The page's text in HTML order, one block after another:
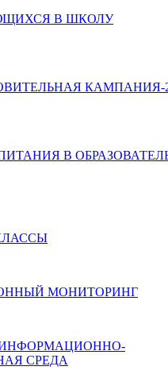
В ШКОЛУ
КАМПАНИЯ-
В
МОНИТОРИНГ
СРЕДА